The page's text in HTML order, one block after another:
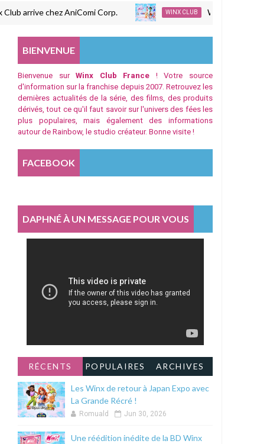
chez AniComi Corp. WINX CLUB Winx Club : TF1
BIENVENUE
Bienvenue surWinx Club France ! Votre source
d'information sur la franchise depuis 2007. Retrouvez les
dernières actualités de la série, des films, des produits
dérivés, tout ce qu'il faut savoir sur l'univers des fées les
plus populaires, mais également des informations
autour de Rainbow, le studio créateur. Bonne visite !
FACEBOOK
DAPHNÉ À UN MESSAGE POUR VOUS
RÉCENTS POPULAIRES ARCHIVES
Les Winx de retour à Japan Expo avec
La Grande Récré !
Romuald Jun 30, 2026
Une réédition inédite de la BD Winx